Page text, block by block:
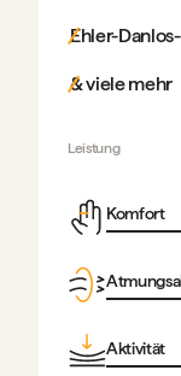
Ehler-
& viele mehr
Leistung
Komfort
Aktivität